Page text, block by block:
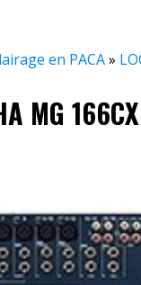
en PACA»
MG 166CX